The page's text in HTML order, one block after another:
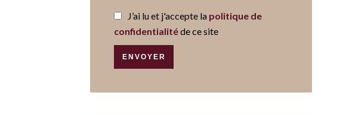
J’ai lu et j'accepte la politique de
confidentialitéde ce site
ENVOYER